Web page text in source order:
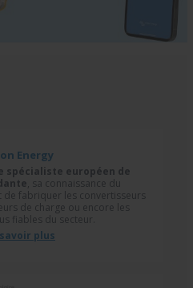
Energy
spécialiste européen de
, sa connaissance du
fabriquer les convertisseurs
de charge ou encore les
fiables du secteur.
plus